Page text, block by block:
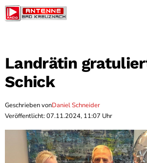
Landrätin
Schick
Geschrieben vonDaniel Schneider
Veröffentlicht: 07.11.2024, 11:07 Uhr